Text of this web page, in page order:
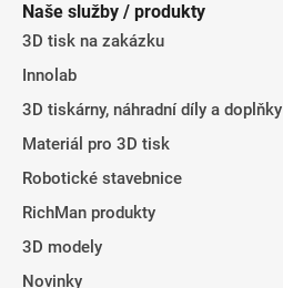
Naše služby / produkty
3D tisk na zakázku
Innolab
3D tiskárny, náhradní díly a doplňky
Materiál pro 3D tisk
Robotické stavebnice
RichMan produkty
3D modely
Novinky